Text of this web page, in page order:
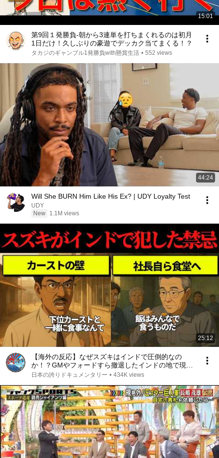
15:01
第9回１発勝負-朝から3連単を打ちまくれるのは初月
1日だけ！久しぶりの豪遊でデッカク当てまくる！？
タカジのギャンブル1発勝負with懸賞生活 • 552 views
44:24
Will She BURN Him Like His Ex? | UDY Loyalty Test
UDY
New
1.1M views
25:12
【海外の反応】なぜスズキはインドで圧倒的なの
か！？GMやフォードすら撤退したインドの地で現地
と共に歩んだ40年の歴史！
日本の誇りドキュメンタリー • 434K views